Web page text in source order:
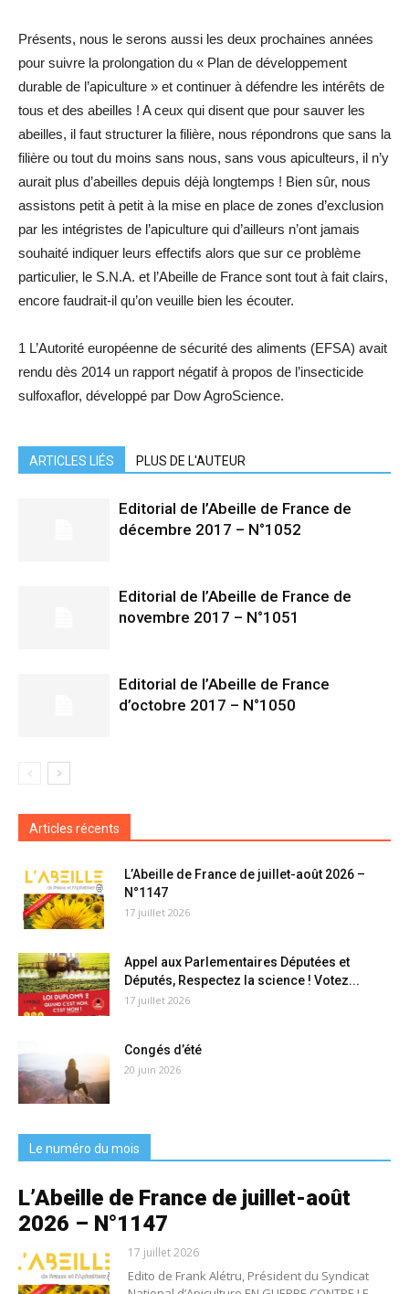
Présents, nous le serons aussi les deux prochaines années
pour suivre la prolongation du « Plan de développement
durable de l’apiculture » et continuer à défendre les intérêts de
tous et des abeilles ! A ceux qui disent que pour sauver les
abeilles, il faut structurer la filière, nous répondrons que sans la
filière ou tout du moins sans nous, sans vous apiculteurs, il n’y
aurait plus d’abeilles depuis déjà longtemps ! Bien sûr, nous
assistons petit à petit à la mise en place de zones d’exclusion
par les intégristes de l’apiculture qui d’ailleurs n’ont jamais
souhaité indiquer leurs effectifs alors que sur ce problème
particulier, le S.N.A. et l’Abeille de France sont tout à fait clairs,
encore faudrait-il qu’on veuille bien les écouter.
1 L’Autorité européenne de sécurité des aliments (EFSA) avait
rendu dès 2014 un rapport négatif à propos de l’insecticide
sulfoxaflor, développé par Dow AgroScience.
ARTICLES LIÉS PLUS DE L'AUTEUR
Editorial de l’Abeille de France de
décembre 2017 – N°1052
Editorial de l’Abeille de France de
novembre 2017 – N°1051
Editorial de l’Abeille de France
d’octobre 2017 – N°1050
Articles récents
L’Abeille de France de juillet-août 2026 –
N°1147
17 juillet 2026
Appel aux Parlementaires Députées et
Députés, Respectez la science ! Votez...
17 juillet 2026
Congés d’été
20 juin 2026
Le numéro du mois
L’Abeille de France de juillet-août
2026 – N°1147
17 juillet 2026
Edito de Frank Alétru, Président du Syndicat